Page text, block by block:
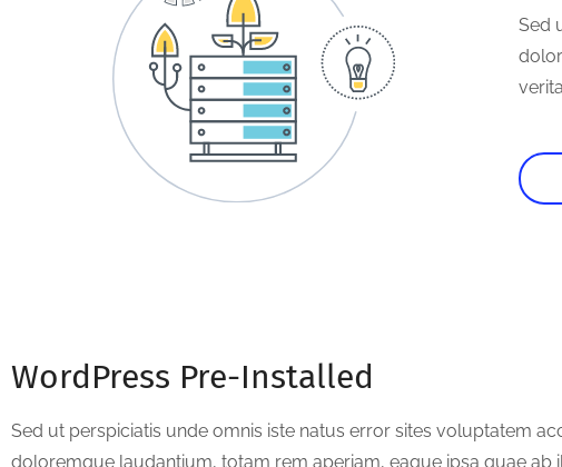
Sed
WordPress Pre-Installed
Sed ut perspiciatis unde omnis iste natus error sites voluptatem
doloremque laudantium, totam rem aperiam, eaque ipsa quae ab